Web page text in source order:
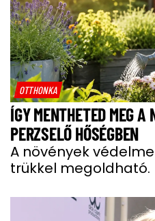
OTTHONKA
ÍGY MENTHETED MEG A
PERZSELŐ HŐSÉGBEN
A növények
trükkel megoldható.